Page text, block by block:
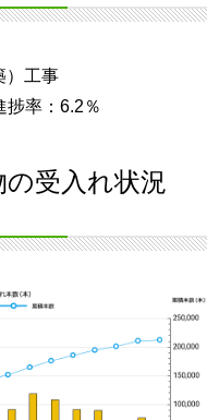
工事
率：6.2％
受入れ状況